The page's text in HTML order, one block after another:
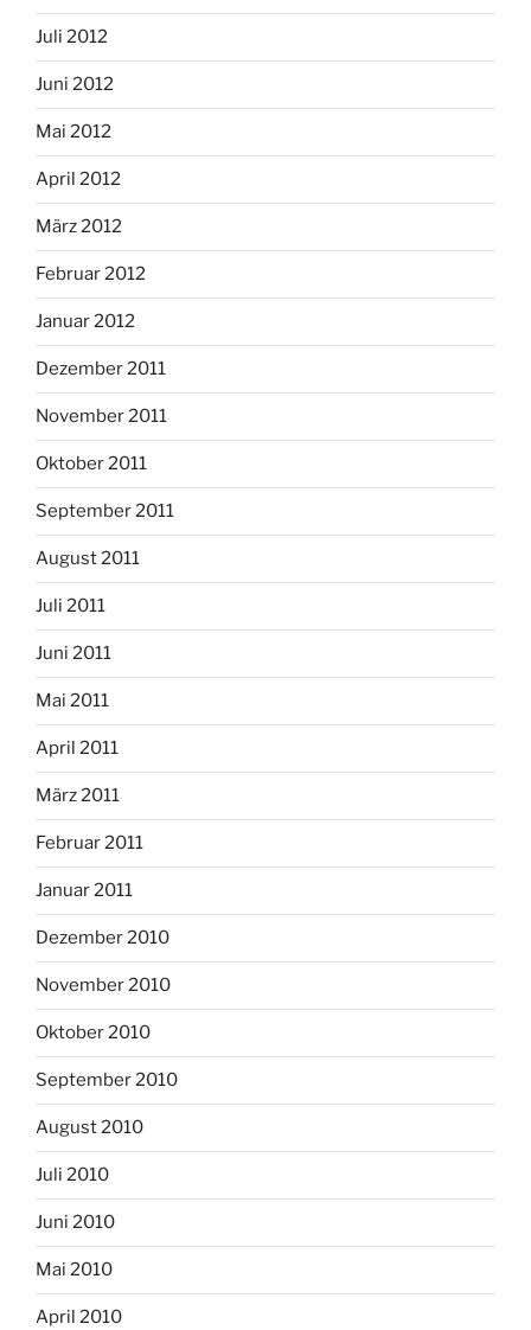
Juli 2012
Juni 2012
Mai 2012
April 2012
März 2012
Februar 2012
Januar 2012
Dezember 2011
November 2011
Oktober 2011
September 2011
August 2011
Juli 2011
Juni 2011
Mai 2011
April 2011
März 2011
Februar 2011
Januar 2011
Dezember 2010
November 2010
Oktober 2010
September 2010
August 2010
Juli 2010
Juni 2010
Mai 2010
April 2010